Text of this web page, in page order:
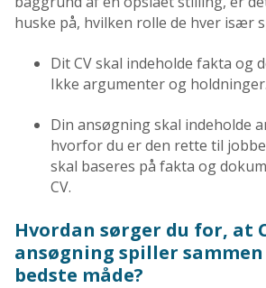
huske på, hvilken rolle de hver især
Dit CV skal indeholde fakta og
Ikke argumenter og holdninger.
Din ansøgning skal indeholde
hvorfor du er den rette til
skal baseres på fakta og
CV.
Hvordan sørger du for, at
ansøgning spiller sammen
bedste måde?